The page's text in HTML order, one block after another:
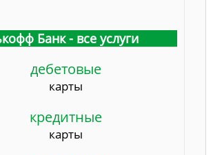
Банк - все услуги
дебетовые
карты
кредитные
карты